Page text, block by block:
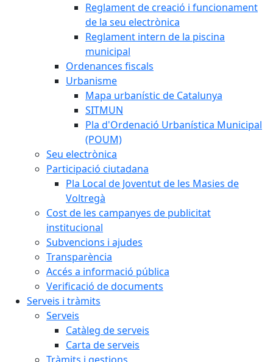
Reglament de creació i funcionament
de la seu electrònica
Reglament intern de la piscina
municipal
Ordenances fiscals
Urbanisme
Mapa urbanístic de Catalunya
SITMUN
Pla d'Ordenació Urbanística Municipal
(POUM)
Seu electrònica
Participació ciutadana
Pla Local de Joventut de les Masies de
Voltregà
Cost de les campanyes de publicitat
institucional
Subvencions i ajudes
Transparència
Accés a informació pública
Verificació de documents
Serveis i tràmits
Serveis
Catàleg de serveis
Carta de serveis